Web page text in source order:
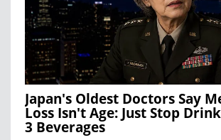
Japan's Oldest Doctors Say
Loss Isn't Age: Just Stop
3 Beverages